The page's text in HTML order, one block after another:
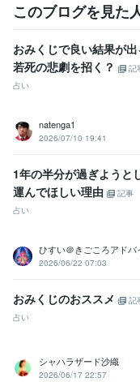
このブログを見た
おみくじで良い結果が
若死の悲劇を招く？
記
占い
natenga1
2026/07/10 19:41
1年の半分が過ぎようと
運んでほしい理由
記事
占い
ひすい＠きごころアドバ
2026/06/22 07:03
おみくじのおススメ
記
占い
シャハラザード沙織
2026/06/17 22:57